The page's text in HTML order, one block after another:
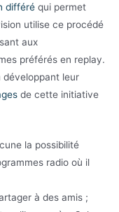
différé qui permet
utilise ce procédé
aux
préférés en replay.
développant leur
de cette initiative
la possibilité
radio où il
à des amis ;